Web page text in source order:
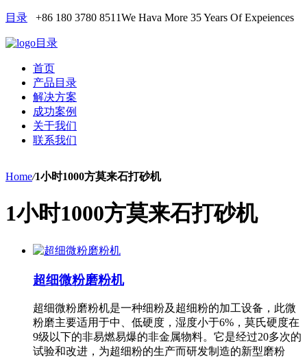
目录 +86 180 3780 8511We Hava More 35 Years Of Expeiences
目录
首页
产品目录
解决方案
成功案例
关于我们
联系我们
Home/1小时1000方莫来石打砂机
1小时1000方莫来石打砂机
超细微粉磨粉机
超细微粉磨粉机是一种细粉及超细粉的加工设备，此微
粉磨主要适用于中、低硬度，湿度小于6%，莫氏硬度在
9级以下的非易燃易爆的非金属物料。它是经过20多次的
试验和改进，为超细粉的生产而研发制造的新型磨粉